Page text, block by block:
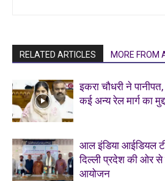
RELATED ARTICLES MORE FROM
इकरा चौधरी ने
कई अन्य रेल मार्ग का
आल इंडिया आईडियल
दिल्ली प्रदेश की ओर से
आयोजन